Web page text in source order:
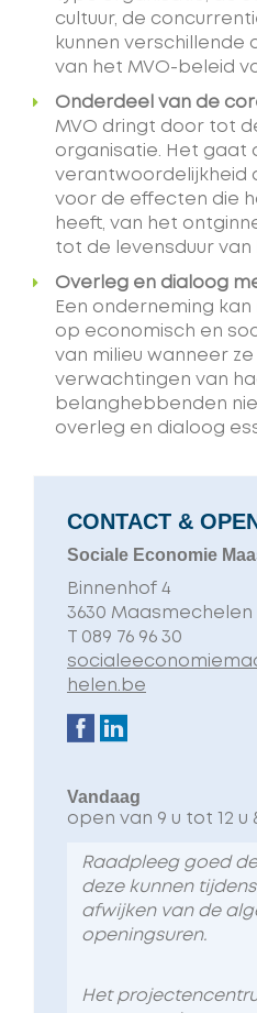
cultuur, de
kunnen verschillende
van het MVO-beleid
Onderdeel van de
MVO dringt door tot
organisatie. Het gaat
verantwoordelijkheid
voor de effecten die
heeft, van het
tot de levensduur van
Overleg en dialoog
Een onderneming
op economisch en
van milieu wanneer
verwachtingen van
belanghebbenden
overleg en dialoog
CONTACT &
Sociale Economie
Adres
Binnenhof 4
,
3630 Maasmechelen
T 089 76 96 30
E-
mail
helen.be
Volg
Facebook
Linkedin
Vandaag
open van 9 u tot 12 u
Raadpleeg goed
deze kunnen
afwijken van de
openingsuren.
Het